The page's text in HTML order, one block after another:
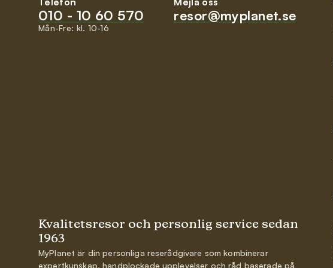
010 - 10 60 570
Mån-Fre: kl. 10-16
resor@myplanet.se
Kvalitetsresor och personlig service sedan
1963
MyPlanet är din personliga reserådgivare som kombinerar
expertkunskap, handplockade upplevelser och råd baserade på